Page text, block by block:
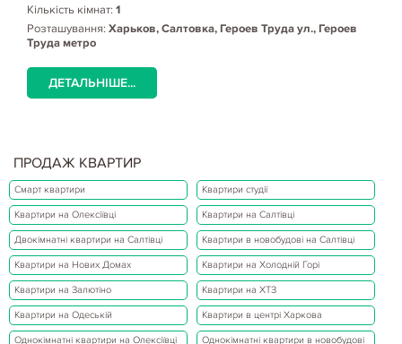
Кількість кімнат: 1
Розташування: Харьков, Салтовка, Героев Труда ул., Героев
Труда метро
ДЕТАЛЬНІШЕ...
ПРОДАЖ КВАРТИР
Смарт квартири Квартири студії
Квартири на Олексіївці Квартири на Салтівці
Двокімнатні квартири на Салтівці Квартири в новобудові на Салтівці
Квартири на Нових Домах Квартири на Холодній Горі
Квартири на Залютіно Квартири на ХТЗ
Квартири на Одеській Квартири в центрі Харкова
Однокімнатні квартири на Олексіївці Однокімнатні квартири в новобудові